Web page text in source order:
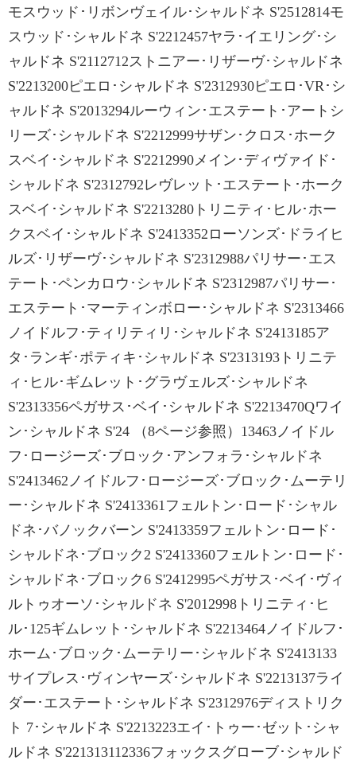
モスウッド･リボンヴェイル･シャルドネ S'2512814モ
スウッド･シャルドネ S'2212457ヤラ･イエリング･シ
ャルドネ S'2112712ストニアー･リザーヴ･シャルドネ
S'2213200ピエロ･シャルドネ S'2312930ピエロ･VR･シ
ャルドネ S'2013294ルーウィン･エステート･アートシ
リーズ･シャルドネ S'2212999サザン･クロス･ホーク
スベイ･シャルドネ S'2212990メイン･ディヴァイド･
シャルドネ S'2312792レヴレット･エステート･ホーク
スベイ･シャルドネ S'2213280トリニティ･ヒル･ホー
クスベイ･シャルドネ S'2413352ローソンズ･ドライヒ
ルズ･リザーヴ･シャルドネ S'2312988パリサー･エス
テート･ペンカロウ･シャルドネ S'2312987パリサー･
エステート･マーティンボロー･シャルドネ S'2313466
ノイドルフ･ティリティリ･シャルドネ S'2413185ア
タ･ランギ･ポティキ･シャルドネ S'2313193トリニテ
ィ･ヒル･ギムレット･グラヴェルズ･シャルドネ
S'2313356ペガサス･ベイ･シャルドネ S'2213470Qワイ
ン･シャルドネ S'24 （8ページ参照）13463ノイドル
フ･ロージーズ･ブロック･アンフォラ･シャルドネ
S'2413462ノイドルフ･ロージーズ･ブロック･ムーテリ
ー･シャルドネ S'2413361フェルトン･ロード･シャル
ドネ･バノックバーン S'2413359フェルトン･ロード･
シャルドネ･ブロック2 S'2413360フェルトン･ロード･
シャルドネ･ブロック6 S'2412995ペガサス･ベイ･ヴィ
ルトゥオーソ･シャルドネ S'2012998トリニティ･ヒ
ル･125ギムレット･シャルドネ S'2213464ノイドルフ･
ホーム･ブロック･ムーテリー･シャルドネ S'2413133
サイプレス･ヴィンヤーズ･シャルドネ S'2213137ライ
ダー･エステート･シャルドネ S'2312976ディストリク
ト 7･シャルドネ S'2213223エイ･トゥー･ゼット･シャ
ルドネ S'221313112336フォックスグローブ･シャルド